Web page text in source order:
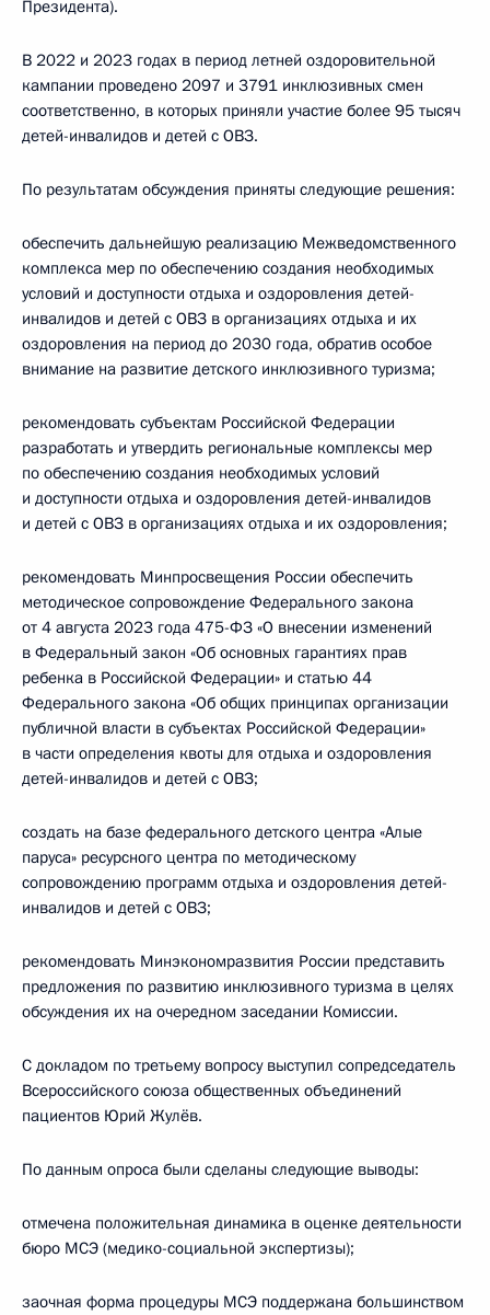
Президента).
В 2022 и 2023 годах в период летней оздоровительной
кампании проведено 2097 и 3791 инклюзивных смен
соответственно, в которых приняли участие более 95 тысяч
детей-инвалидов и детей с ОВЗ.
По результатам обсуждения приняты следующие решения:
обеспечить дальнейшую реализацию Межведомственного
комплекса мер по обеспечению создания необходимых
условий и доступности отдыха и оздоровления детей-
инвалидов и детей с ОВЗ в организациях отдыха и их
оздоровления на период до 2030 года, обратив особое
внимание на развитие детского инклюзивного туризма;
рекомендовать субъектам Российской Федерации
разработать и утвердить региональные комплексы мер
по обеспечению создания необходимых условий
и доступности отдыха и оздоровления детей-инвалидов
и детей с ОВЗ в организациях отдыха и их оздоровления;
рекомендовать Минпросвещения России обеспечить
методическое сопровождение Федерального закона
от 4 августа 2023 года 475-ФЗ «О внесении изменений
в Федеральный закон «Об основных гарантиях прав
ребенка в Российской Федерации» и статью 44
Федерального закона «Об общих принципах организации
публичной власти в субъектах Российской Федерации»
в части определения квоты для отдыха и оздоровления
детей-инвалидов и детей с ОВЗ;
создать на базе федерального детского центра «Алые
паруса» ресурсного центра по методическому
сопровождению программ отдыха и оздоровления детей-
инвалидов и детей с ОВЗ;
рекомендовать Минэкономразвития России представить
предложения по развитию инклюзивного туризма в целях
обсуждения их на очередном заседании Комиссии.
С докладом по третьему вопросу выступил сопредседатель
Всероссийского союза общественных объединений
пациентов Юрий Жулёв.
По данным опроса были сделаны следующие выводы:
отмечена положительная динамика в оценке деятельности
бюро МСЭ (медико-социальной экспертизы);
заочная форма процедуры МСЭ поддержана большинством